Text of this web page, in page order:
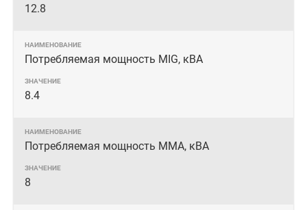
12.8
Потребляемая мощность MIG, кВА
8.4
Потребляемая мощность ММА, кВА
8